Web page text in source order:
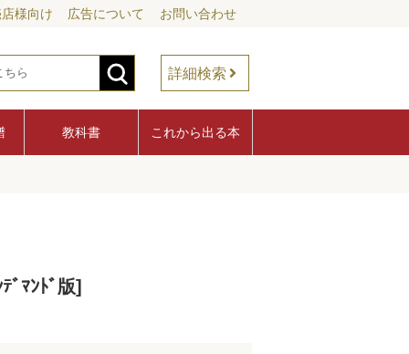
様向け 広告について お問い合わせ
詳細検索
教科書 これから出る本
ﾞﾏﾝﾄﾞ版]